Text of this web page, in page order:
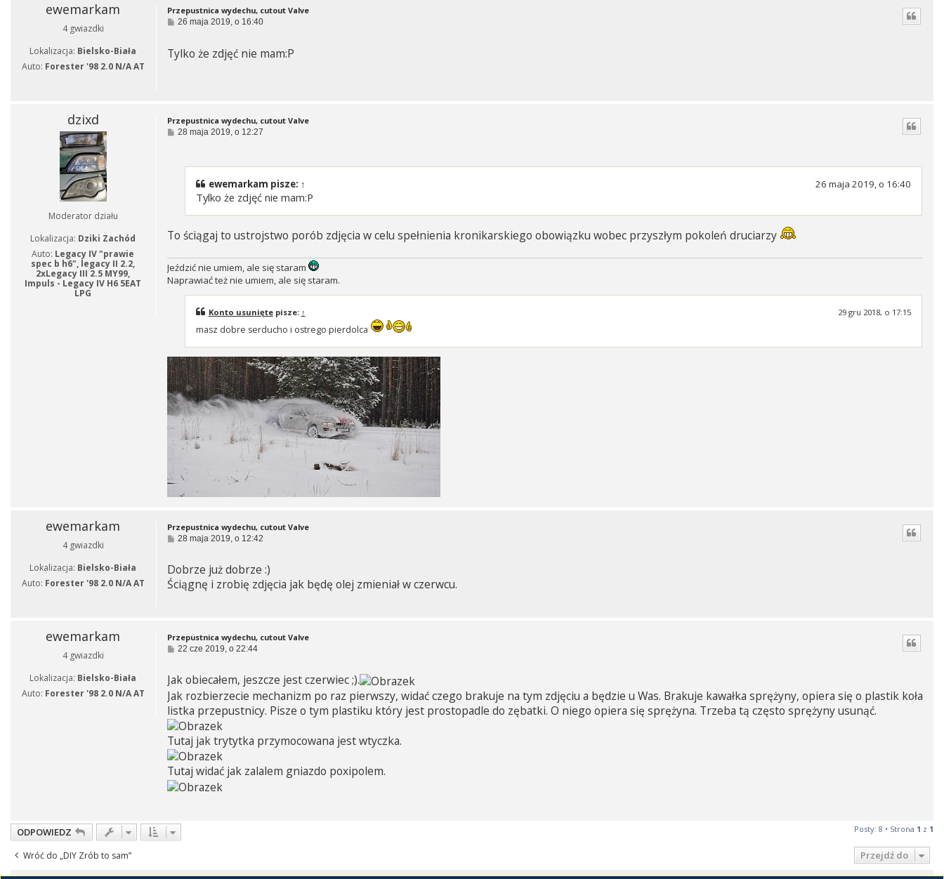
ewemarkam
4 gwiazdki
Lokalizacja: Bielsko-Biała
Auto: Forester '98 2.0 N/A AT
Przepustnica wydechu, cutout Valve
P
t
26 maja 2019, o 16:40
Tylko że zdjęć nie mam:P
dzixd
Moderator działu
Lokalizacja: Dziki Zachód
Auto: Legacy IV "prawie
spec b h6", legacy II 2.2,
2xLegacy III 2.5 MY99,
Impuls - Legacy IV H6 5EAT
LPG
Przepustnica wydechu, cutout Valve
P
28 maja 2019, o 12:27
ewemarkam pisze: ↑ 26 maja 2019, o 16:40
Tylko że zdjęć nie mam:P
To ściągaj to ustrojstwo porób zdjęcia w celu spełnienia kronikarskiego obowiązku wobec przyszłym pokoleń druciarzy
Jeździć nie umiem, ale się staram
Naprawiać też nie umiem, ale się staram.
Konto usuniętepisze: ↑ 29 gru 2018, o 17:15
masz dobre serducho i ostrego pierdolca
ewemarkam
4 gwiazdki
Lokalizacja: Bielsko-Biała
Auto: Forester '98 2.0 N/A AT
Przepustnica wydechu, cutout Valve
P
t
28 maja 2019, o 12:42
Dobrze już dobrze :)
Ściągnę i zrobię zdjęcia jak będę olej zmieniał w czerwcu.
ewemarkam
4 gwiazdki
Lokalizacja: Bielsko-Biała
Auto: Forester '98 2.0 N/A AT
Przepustnica wydechu, cutout Valve
P
t
22 cze 2019, o 22:44
Jak obiecałem, jeszcze jest czerwiec ;).
Jak rozbierzecie mechanizm po raz pierwszy, widać czego brakuje na tym zdjęciu a będzie u Was. Brakuje kawałka sprężyny, opiera się o plastik koła
listka przepustnicy. Pisze o tym plastiku który jest prostopadle do zębatki. O niego opiera się sprężyna. Trzeba tą często sprężyny usunąć.
Tutaj jak trytytka przymocowana jest wtyczka.
Tutaj widać jak zalalem gniazdo poxipolem.
ODPOWIEDZ Posty: 8 • Strona 1 z 1
Wróć do „DIY Zrób to sam” Przejdź do